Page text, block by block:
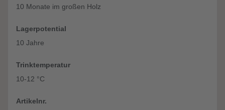
10 Monate im großen Holz
Lagerpotential
10 Jahre
Trinktemperatur
10-12 °C
Artikelnr.